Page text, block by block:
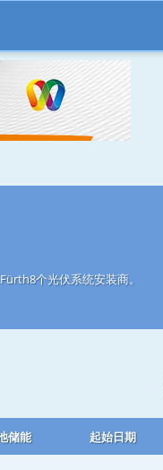
个光伏系统安装商。
储能 起始日期